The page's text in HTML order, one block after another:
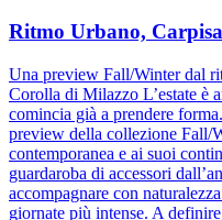
Ritmo Urbano, Carpisa
Una preview Fall/Winter dal
Corolla di Milazzo L’estate è
comincia già a prendere
preview della collezione Fall/
contemporanea e ai suoi
guardaroba di accessori
accompagnare con
giornate più intense. A